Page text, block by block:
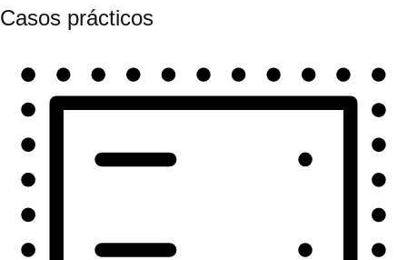
Casos prácticos